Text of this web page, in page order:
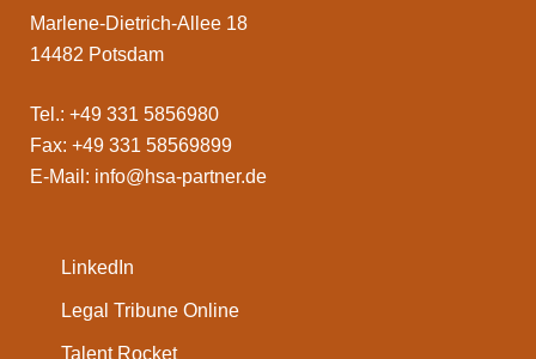
Marlene-Dietrich-Allee 18
14482 Potsdam
Tel.: +49 331 5856980
Fax: +49 331 58569899
E-Mail: info@hsa-partner.de
LinkedIn
Legal Tribune Online
Talent Rocket